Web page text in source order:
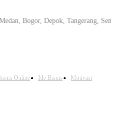
Depok, Tangerang,
Online Ide Bisnis
Motivasi